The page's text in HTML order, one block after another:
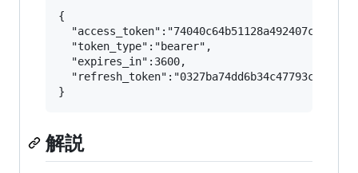
{
  "token_type":"bearer",
  "expires_in":3600,
解説